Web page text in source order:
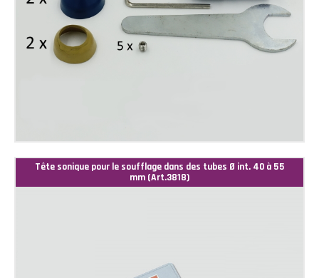
Tête sonique pour le soufflage dans des tubes Ø int. 40 à 55
mm (Art.3818)